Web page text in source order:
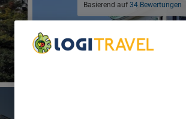
Basierend auf34 Bewertungen